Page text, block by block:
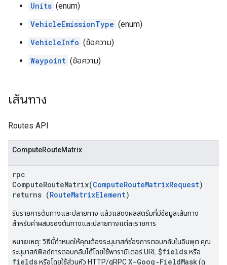
Units (enum)
VehicleEmissionType (enum)
VehicleInfo (ข้อความ)
Waypoint (ข้อความ)
เส้นทาง
Routes API
ComputeRouteMatrix
rpc
ComputeRouteMatrix(ComputeRouteMatrixRequest)
returns (RouteMatrixElement)
รับรายการต้นทางและปลายทาง แล้วแสดงผลสตรีมที่มีข้อมูลเส้นทาง
สำหรับค่าผสมของต้นทางและปลายทางแต่ละรายการ
หมายเหตุ: วิธีนี้กำหนดให้คุณต้องระบุมาสก์ช่องการตอบกลับในอินพุต คุณ
ระบุมาสก์ฟิลด์การตอบกลับได้โดยใช้พารามิเตอร์ URL $fieldsหรือ
fieldsหรือโดยใช้ส่วนหัว HTTP/gRPCX-Goog-FieldMask(ดู